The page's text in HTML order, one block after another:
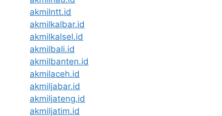
akmilntt.id
akmilkalbar.id
akmilkalsel.id
akmilbali.id
akmilbanten.id
akmilaceh.id
akmiljabar.id
akmiljateng.id
akmiljatim.id